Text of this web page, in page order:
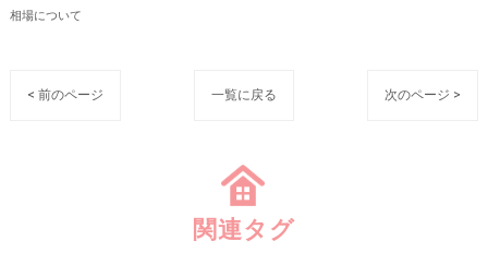
相場について
< 前のページ 一覧に戻る 次のページ >
関連タグ